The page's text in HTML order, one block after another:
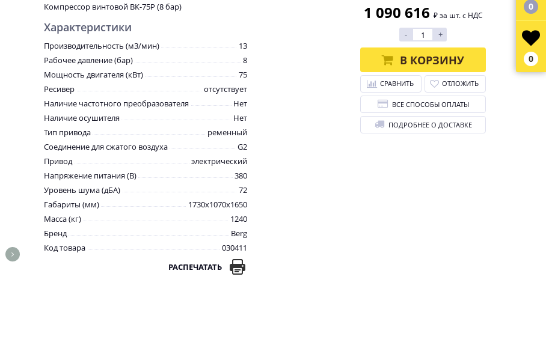
Компрессор винтовой ВК-75Р (8 бар)
Характеристики
Производительность (м3/мин)
13
Рабочее давление (бар)
8
Мощность двигателя (кВт)
75
Ресивер
отсутствует
Наличие частотного преобразователя
Нет
Наличие осушителя
Нет
Тип привода
ременный
Соединение для сжатого воздуха
G2
Привод
электрический
Напряжение питания (В)
380
Уровень шума (дБА)
72
Габариты (мм)
1730x1070x1650
Масса (кг)
1240
Бренд
Berg
Код товара
030411
РАСПЕЧАТАТЬ
1 090 616 ₽ за шт. с НДС
- +
В КОРЗИНУ
СРАВНИТЬ ОТЛОЖИТЬ
ВСЕ СПОСОБЫ ОПЛАТЫ
ПОДРОБНЕЕ О ДОСТАВКЕ
0
0